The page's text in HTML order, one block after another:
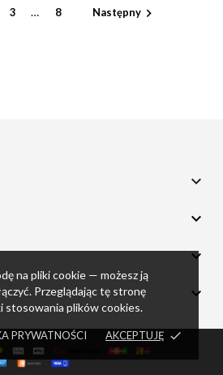
na pliki cookie — możesz ją
Przeglądając tę stronę
stosowania plików cookies.
PRYWATNOŚCI AKCEPTUJĘ done
3 … 8 Następny 



